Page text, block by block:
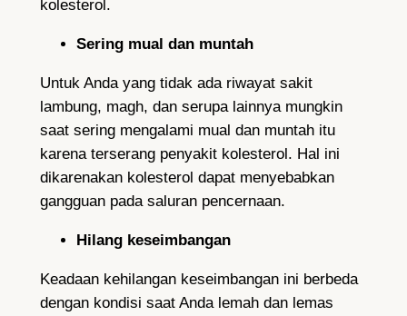
kolesterol.
Sering mual dan muntah
Untuk Anda yang tidak ada riwayat sakit
lambung, magh, dan serupa lainnya mungkin
saat sering mengalami mual dan muntah itu
karena terserang penyakit kolesterol. Hal ini
dikarenakan kolesterol dapat menyebabkan
gangguan pada saluran pencernaan.
Hilang keseimbangan
Keadaan kehilangan keseimbangan ini berbeda
dengan kondisi saat Anda lemah dan lemas